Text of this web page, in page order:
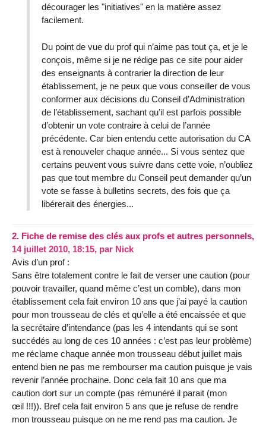
décourager les "initiatives" en la matière assez
facilement.
Du point de vue du prof qui n’aime pas tout ça, et je le
conçois, même si je ne rédige pas ce site pour aider
des enseignants à contrarier la direction de leur
établissement, je ne peux que vous conseiller de vous
conformer aux décisions du Conseil d’Administration
de l’établissement, sachant qu’il est parfois possible
d’obtenir un vote contraire à celui de l’année
précédente. Car bien entendu cette autorisation du CA
est à renouveler chaque année... Si vous sentez que
certains peuvent vous suivre dans cette voie, n’oubliez
pas que tout membre du Conseil peut demander qu’un
vote se fasse à bulletins secrets, des fois que ça
libérerait des énergies...
2. Fiche de remise des clés aux profs et autres personnels,
14 juillet 2010, 18:15, par Nick
Avis d’un prof :
Sans être totalement contre le fait de verser une caution (pour
pouvoir travailler, quand même c’est un comble), dans mon
établissement cela fait environ 10 ans que j’ai payé la caution
pour mon trousseau de clés et qu’elle a été encaissée et que
la secrétaire d’intendance (pas les 4 intendants qui se sont
succédés au long de ces 10 années : c’est pas leur problème)
me réclame chaque année mon trousseau début juillet mais
entend bien ne pas me rembourser ma caution puisque je vais
revenir l’année prochaine. Donc cela fait 10 ans que ma
caution dort sur un compte (pas rémunéré il parait (mon
œil !!!)). Bref cela fait environ 5 ans que je refuse de rendre
mon trousseau puisque on ne me rend pas ma caution. Je